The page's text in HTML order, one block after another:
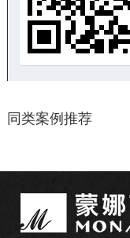
同类案例推荐